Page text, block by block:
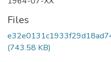
Files
(743.58 KB)